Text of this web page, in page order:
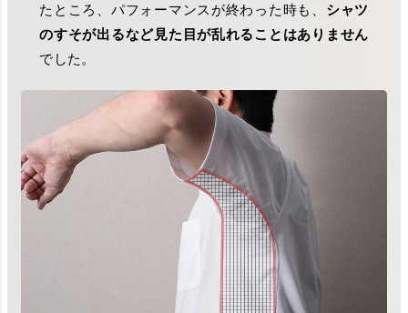
たところ、パフォーマンスが終わった時も、 シャツ
のすそが出るなど見た目が乱れることはありません
でした。